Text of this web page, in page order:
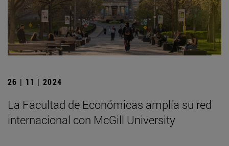
26 | 11 | 2024
La Facultad de Económicas amplía su red
internacional con McGill University